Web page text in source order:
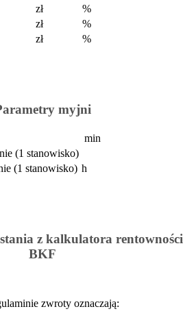
zł
%
zł
%
zł %
myjni
min
(1 stanowisko)
(1 stanowisko) h
z kalkulatora rentowności
BKF
zwroty oznaczają: